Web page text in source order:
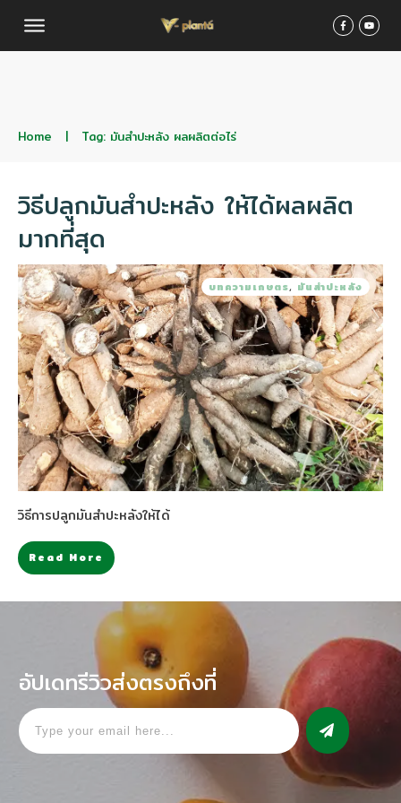
Home | Tag: มันสําปะหลัง ผลผลิตต่อไร่
วิธีปลูกมันสําปะหลัง ให้ได้ผลผลิต
มากที่สุด
บทความเกษตร, มันสำปะหลัง
วิธีการปลูกมันสำปะหลังให้ได้
Read More
อัปเดทรีวิวส่งตรงถึงที่